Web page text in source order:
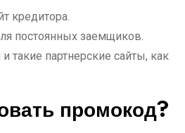
кредитора.
постоянных заемщиков.
такие партнерские сайты, как
промокод?